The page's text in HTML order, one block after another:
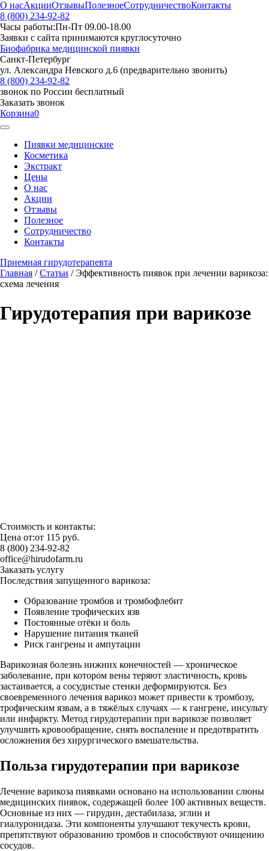
О насАкцииОтзывыПолезноеСотрудничествоКонтакты
8 (800) 234-92-82
Часы работы:Пн-Пт 09.00-18.00
Заявки с сайта принимаются круглосуточно
Биофабрика медицинской пиявки
Санкт-Петербург
ул. Александра Невского д.6 (предварительно звонить)
8 (800) 234-92-82
звонок по России бесплатный
Заказать звонок
Корзина0
Пиявки медицинские
Косметика
Экстракт
Цены
О нас
Акции
Отзывы
Полезное
Сотрудничество
Контакты
Приемная гирудотерапевта
Главная /Статьи /Эффективность пиявок при лечении варикоза:
схема лечения
Гирудотерапия при варикозе
Стоимость и контакты:
Цена от:от 115 руб.
8 (800) 234-92-82
office@hirudofarm.ru
Заказать услугу
Последствия запущенного варикоза:
Образование тромбов и тромбофлебит
Появление трофических язв
Постоянные отёки и боль
Нарушение питания тканей
Риск гангрены и ампутации
Варикозная болезнь нижних конечностей — хроническое
заболевание, при котором вены теряют эластичность, кровь
застаивается, а сосудистые стенки деформируются. Без
своевременного лечения варикоз может привести к тромбозу,
трофическим язвам, а в тяжёлых случаях — к гангрене, инсульту
или инфаркту. Метод гирудотерапии при варикозе позволяет
улучшить кровообращение, снять воспаление и предотвратить
осложнения без хирургического вмешательства.
Польза гирудотерапии при варикозе
Лечение варикоза пиявками основано на использовании слюны
медицинских пиявок, содержащей более 100 активных веществ.
Основные из них — гирудин, дестабилаза, эглин и
гиалуронидаза. Эти компоненты улучшают текучесть крови,
препятствуют образованию тромбов и способствуют очищению
сосудов.